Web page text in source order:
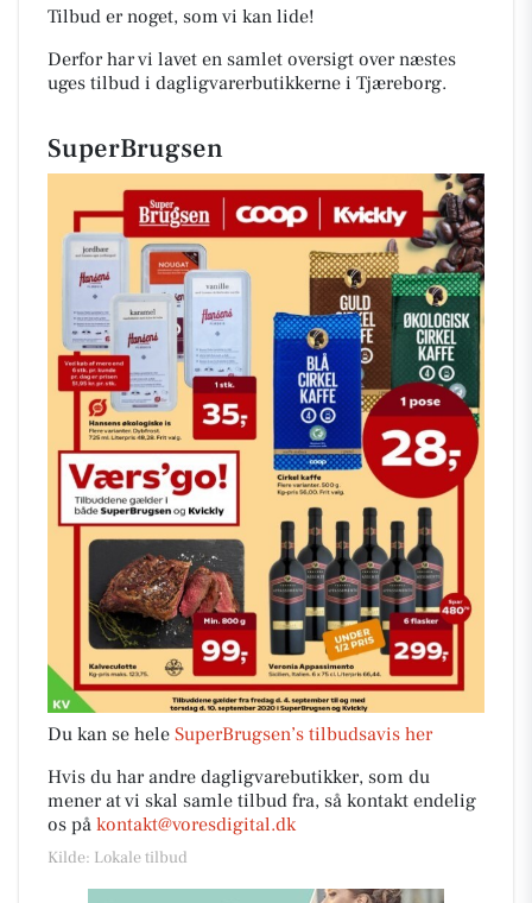
Tilbud er noget, som vi kan lide!
Derfor har vi lavet en samlet oversigt over næstes
uges tilbud i dagligvarerbutikkerne i Tjæreborg.
SuperBrugsen
Du kan se hele SuperBrugsen’s tilbudsavis her
Hvis du har andre dagligvarebutikker, som du
mener at vi skal samle tilbud fra, så kontakt endelig
os på kontakt@voresdigital.dk
Kilde: Lokale tilbud